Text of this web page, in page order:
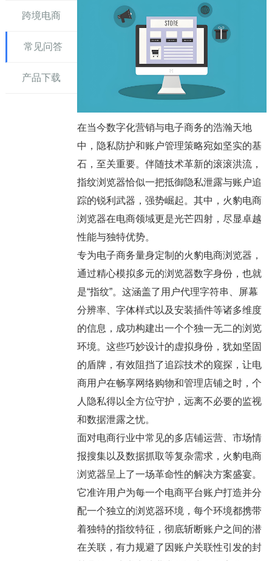
跨境电商
常见问答
产品下载
在当今数字化营销与电子商务的浩瀚天地
中，隐私防护和账户管理策略宛如坚实的基
石，至关重要。伴随技术革新的滚滚洪流，
指纹浏览器恰似一把抵御隐私泄露与账户追
踪的锐利武器，强势崛起。其中，火豹电商
浏览器在电商领域更是光芒四射，尽显卓越
性能与独特优势。
专为电子商务量身定制的火豹电商浏览器，
通过精心模拟多元的浏览器数字身份，也就
是“指纹”。这涵盖了用户代理字符串、屏幕
分辨率、字体样式以及安装插件等诸多维度
的信息，成功构建出一个个独一无二的浏览
环境。这些巧妙设计的虚拟身份，犹如坚固
的盾牌，有效阻挡了追踪技术的窥探，让电
商用户在畅享网络购物和管理店铺之时，个
人隐私得以全方位守护，远离不必要的监视
和数据泄露之忧。
面对电商行业中常见的多店铺运营、市场情
报搜集以及数据抓取等复杂需求，火豹电商
浏览器呈上了一场革命性的解决方案盛宴。
它准许用户为每一个电商平台账户打造并分
配一个独立的浏览器环境，每个环境都携带
着独特的指纹特征，彻底斩断账户之间的潜
在关联，有力规避了因账户关联性引发的封